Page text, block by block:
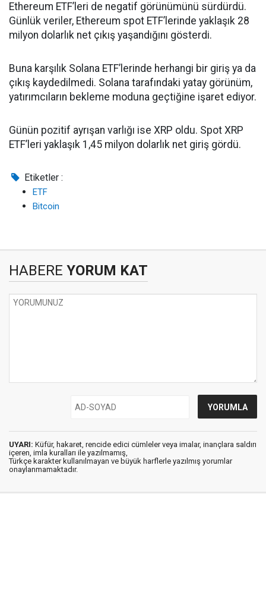
Ethereum ETF’leri de negatif görünümünü sürdürdü.
Günlük veriler, Ethereum spot ETF’lerinde yaklaşık 28
milyon dolarlık net çıkış yaşandığını gösterdi.
Buna karşılık Solana ETF’lerinde herhangi bir giriş ya da
çıkış kaydedilmedi. Solana tarafındaki yatay görünüm,
yatırımcıların bekleme moduna geçtiğine işaret ediyor.
Günün pozitif ayrışan varlığı ise XRP oldu. Spot XRP
ETF’leri yaklaşık 1,45 milyon dolarlık net giriş gördü.
Etiketler :
ETF
Bitcoin
HABERE YORUM KAT
UYARI: Küfür, hakaret, rencide edici cümleler veya imalar, inançlara saldırı
içeren, imla kuralları ile yazılmamış,
Türkçe karakter kullanılmayan ve büyük harflerle yazılmış yorumlar
onaylanmamaktadır.